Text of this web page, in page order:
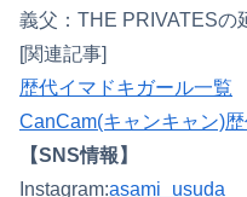
義父：THE PRIVATESの
[関連記事]
歴代イマドキガール一覧
CanCam(キャンキャン)
【SNS情報】
Instagram:asami_usuda